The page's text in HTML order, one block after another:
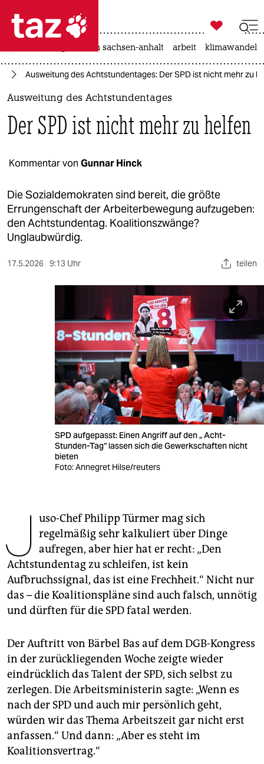
 taz zahl ich
taz zahl ich
politik
öko
gesellschaft
kultur
sport
berlin
wahrheit
veranstaltungen
fragen & hilfe
unterstützen
epaper login

taz zahl ich
landtagswahl in sachsen-anhalt arbeit klimawandel
Ausweitung des Achtstundentages: Der SPD ist nicht mehr zu
Ausweitung des Achtstundentages
Der SPD ist nicht mehr zu helfen
Kommentar von Gunnar Hinck
Die Sozialdemokraten sind bereit, die größte
Errungenschaft der Arbeiterbewegung aufzugeben:
den Achtstundentag. Koalitionszwänge?
Unglaubwürdig.
17.5.2026 9:13 Uhr teilen
SPD aufgepasst: Einen Angriff auf den „ Acht-
Stunden-Tag“ lassen sich die Gewerkschaften nicht
bieten
Foto: Annegret Hilse/reuters
J uso-Chef Philipp Türmer mag sich
regelmäßig sehr kalkuliert über Dinge
aufregen, aber hier hat er recht: „Den
Achtstundentag zu schleifen, ist kein
Aufbruchssignal, das ist eine Frechheit.“ Nicht nur
das – die Koalitionspläne sind auch falsch, unnötig
und dürften für die SPD fatal werden.
Der Auftritt von Bärbel Bas auf dem DGB-Kongress
in der zurückliegenden Woche zeigte wieder
eindrücklich das Talent der SPD, sich selbst zu
zerlegen. Die Arbeitsministerin sagte: „Wenn es
nach der SPD und auch mir persönlich geht,
würden wir das Thema Arbeitszeit gar nicht erst
anfassen.“ Und dann: „Aber es steht im
Koalitionsvertrag.“